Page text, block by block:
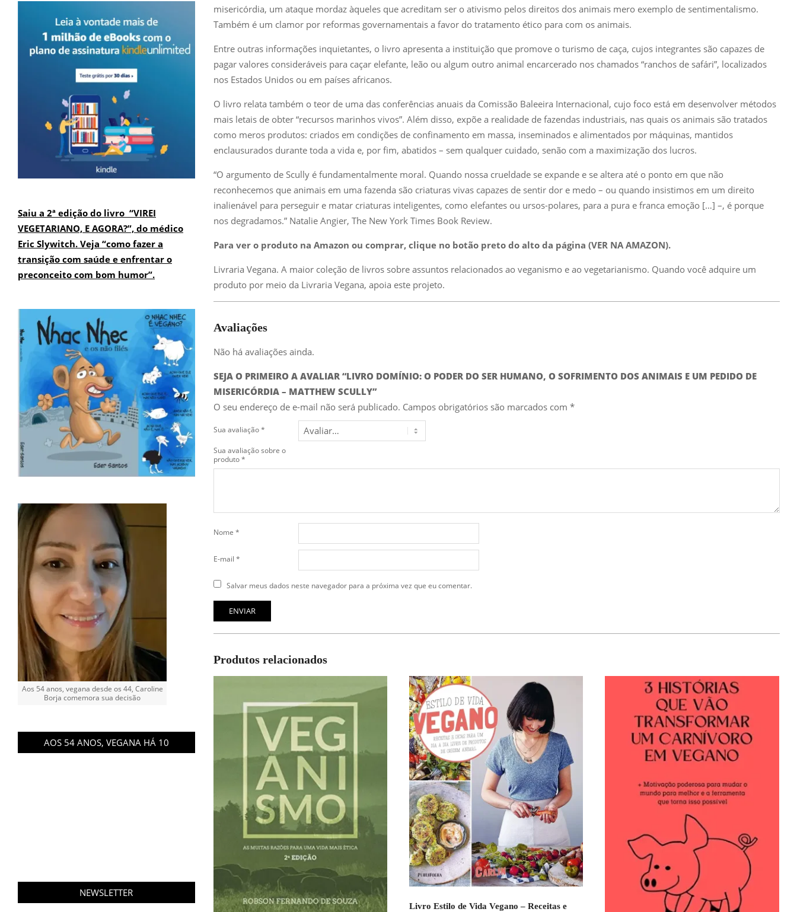
misericórdia, um ataque mordaz àqueles que acreditam ser o ativismo pelos direitos dos animais mero exemplo de sentimentalismo.
Também é um clamor por reformas governamentais a favor do tratamento ético para com os animais.
Entre outras informações inquietantes, o livro apresenta a instituição que promove o turismo de caça, cujos integrantes são capazes de
pagar valores consideráveis para caçar elefante, leão ou algum outro animal encarcerado nos chamados “ranchos de safári”, localizados
nos Estados Unidos ou em países africanos.
O livro relata também o teor de uma das conferências anuais da Comissão Baleeira Internacional, cujo foco está em desenvolver métodos
mais letais de obter “recursos marinhos vivos”. Além disso, expõe a realidade de fazendas industriais, nas quais os animais são tratados
como meros produtos: criados em condições de confinamento em massa, inseminados e alimentados por máquinas, mantidos
enclausurados durante toda a vida e, por fim, abatidos – sem qualquer cuidado, senão com a maximização dos lucros.
“O argumento de Scully é fundamentalmente moral. Quando nossa crueldade se expande e se altera até o ponto em que não
reconhecemos que animais em uma fazenda são criaturas vivas capazes de sentir dor e medo – ou quando insistimos em um direito
inalienável para perseguir e matar criaturas inteligentes, como elefantes ou ursos-polares, para a pura e franca emoção […] –, é porque
nos degradamos.” Natalie Angier, The New York Times Book Review.
Para ver o produto na Amazon ou comprar, clique no botão preto do alto da página (VER NA AMAZON).
Livraria Vegana. A maior coleção de livros sobre assuntos relacionados ao veganismo e ao vegetarianismo. Quando você adquire um
produto por meio da Livraria Vegana, apoia este projeto.
Avaliações
Não há avaliações ainda.
SEJA O PRIMEIRO A AVALIAR “LIVRO DOMÍNIO: O PODER DO SER HUMANO, O SOFRIMENTO DOS ANIMAIS E UM PEDIDO DE
MISERICÓRDIA – MATTHEW SCULLY”
O seu endereço de e-mail não será publicado. Campos obrigatórios são marcados com *
Sua avaliação*
Sua avaliação sobre o
produto*
Nome *
E-mail *
Salvar meus dados neste navegador para a próxima vez que eu comentar.
Produtos relacionados
Livro Estilo de Vida Vegano – Receitas e
Saiu a 2ª edição do livro “VIREI
VEGETARIANO, E AGORA?”, do médico
Eric Slywitch. Veja “como fazer a
transição com saúde e enfrentar o
preconceito com bom humor”.
Aos 54 anos, vegana desde os 44, Caroline
Borja comemora sua decisão
AOS 54 ANOS, VEGANA HÁ 10
NEWSLETTER